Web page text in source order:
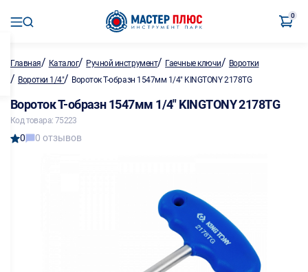
0
Главная/ Каталог/ Ручной инструмент/ Гаечные ключи/ Воротки
/ Воротки 1/4"/ Вороток Т-образн 1547мм 1/4" KINGTONY 2178TG
Вороток Т-образн 1547мм 1/4" KINGTONY 2178TG
Код товара: 75223
0 0 отзывов